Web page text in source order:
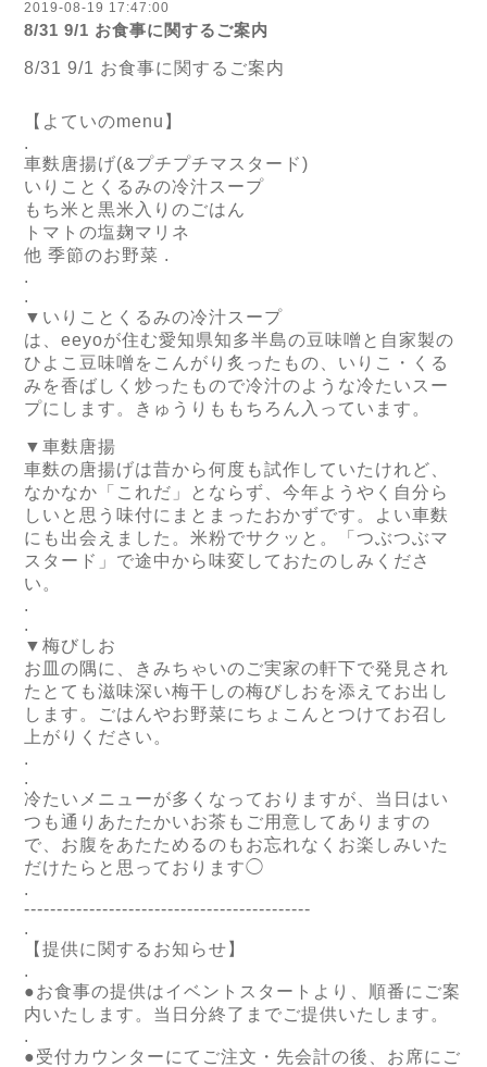
2019-08-19 17:47:00
8/31 9/1 お食事に関するご案内
8/31 9/1 お食事に関するご案内
【よていのmenu】
.
車麩唐揚げ(&プチプチマスタード)
いりことくるみの冷汁スープ
もち米と黒米入りのごはん
トマトの塩麹マリネ
他 季節のお野菜 .
.
.
▼いりことくるみの冷汁スープ
は、eeyoが住む愛知県知多半島の豆味噌と自家製の
ひよこ豆味噌をこんがり炙ったもの、いりこ・くる
みを香ばしく炒ったもので冷汁のような冷たいスー
プにします。きゅうりももちろん入っています。
▼車麩唐揚
車麩の唐揚げは昔から何度も試作していたけれど、
なかなか「これだ」とならず、今年ようやく自分ら
しいと思う味付にまとまったおかずです。よい車麩
にも出会えました。米粉でサクッと。「つぶつぶマ
スタード」で途中から味変しておたのしみくださ
い。
.
.
▼梅びしお
お皿の隅に、きみちゃいのご実家の軒下で発見され
たとても滋味深い梅干しの梅びしおを添えてお出し
します。ごはんやお野菜にちょこんとつけてお召し
上がりください。
.
.
冷たいメニューが多くなっておりますが、 当日はい
つも通りあたたかいお茶もご用意してありますの
で、お腹をあたためるのもお忘れなくお楽しみいた
だけたらと思っております◯
.
--------------------------------------------
.
【提供に関するお知らせ】
.
●お食事の提供はイベントスタートより、順番にご案
内いたします。当日分終了までご提供いたします。
.
●受付カウンターにてご注文・先会計の後、お席にご